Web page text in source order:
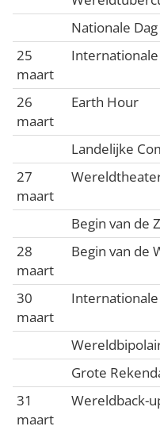
Nationale
25
maart
26
maart
Earth Hour
Landelijke
27
maart
Begin van de
28
maart
Begin van de
30
maart
Grote
31
maart
Wereldback-